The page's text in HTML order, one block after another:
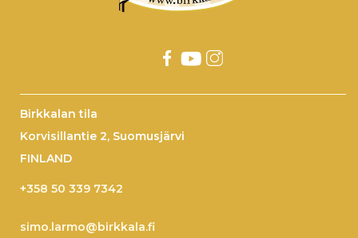
Birkkalan tila
Korvisillantie 2, Suomusjärvi
FINLAND
+358 50 339 7342
simo.larmo@birkkala.fi